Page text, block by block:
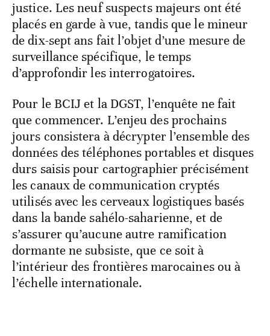
justice. Les neuf suspects majeurs ont été
placés en garde à vue, tandis que le mineur
de dix-sept ans fait l’objet d’une mesure de
surveillance spécifique, le temps
d’approfondir les interrogatoires.
Pour le BCIJ et la DGST, l’enquête ne fait
que commencer. L’enjeu des prochains
jours consistera à décrypter l’ensemble des
données des téléphones portables et disques
durs saisis pour cartographier précisément
les canaux de communication cryptés
utilisés avec les cerveaux logistiques basés
dans la bande sahélo-saharienne, et de
s’assurer qu’aucune autre ramification
dormante ne subsiste, que ce soit à
l’intérieur des frontières marocaines ou à
l’échelle internationale.